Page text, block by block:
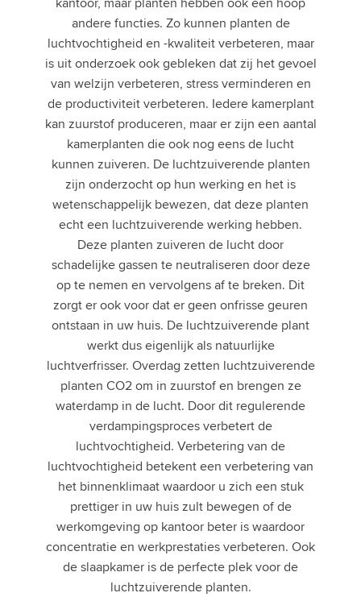
andere functies. Zo kunnen planten de
luchtvochtigheid en -kwaliteit verbeteren, maar
is uit onderzoek ook gebleken dat zij het gevoel
van welzijn verbeteren, stress verminderen en
de productiviteit verbeteren. Iedere kamerplant
kan zuurstof produceren, maar er zijn een aantal
kamerplanten die ook nog eens de lucht
kunnen zuiveren. De luchtzuiverende planten
zijn onderzocht op hun werking en het is
wetenschappelijk bewezen, dat deze planten
echt een luchtzuiverende werking hebben.
Deze planten zuiveren de lucht door
schadelijke gassen te neutraliseren door deze
op te nemen en vervolgens af te breken. Dit
zorgt er ook voor dat er geen onfrisse geuren
ontstaan in uw huis. De luchtzuiverende plant
werkt dus eigenlijk als natuurlijke
luchtverfrisser. Overdag zetten luchtzuiverende
planten CO2 om in zuurstof en brengen ze
waterdamp in de lucht. Door dit regulerende
verdampingsproces verbetert de
luchtvochtigheid. Verbetering van de
luchtvochtigheid betekent een verbetering van
het binnenklimaat waardoor u zich een stuk
prettiger in uw huis zult bewegen of de
werkomgeving op kantoor beter is waardoor
concentratie en werkprestaties verbeteren. Ook
de slaapkamer is de perfecte plek voor de
luchtzuiverende planten.